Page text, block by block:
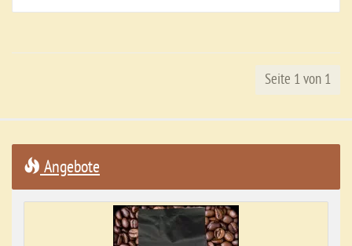
Seite 1 von 1
Angebote